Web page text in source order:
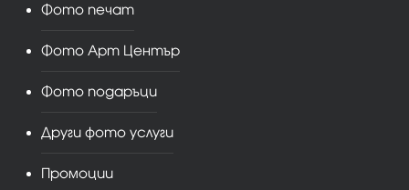
Фото печат
Фото Арт Център
Фото подаръци
Други фото услуги
Промоции